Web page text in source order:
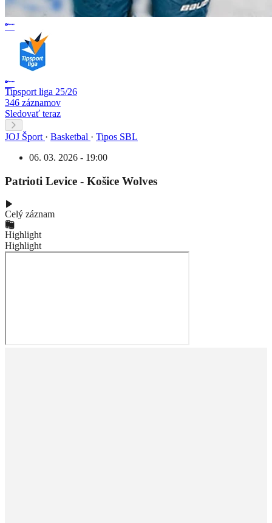
Tipsport liga 25/26
346 záznamov
Sledovať teraz
JOJ Šport · Basketbal · Tipos SBL
06. 03. 2026 - 19:00
Patrioti Levice - Košice Wolves
Celý záznam
Highlight
Highlight